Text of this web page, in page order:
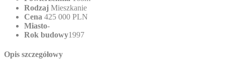
Rodzaj Mieszkanie
Cena 425 000 PLN
Miasto-
Rok budowy1997
Opis szczegółowy